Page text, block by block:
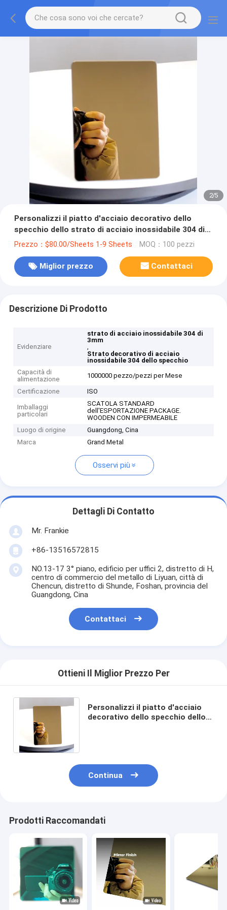
2/5
Personalizzi il piatto d'acciaio decorativo dello
specchio dello strato di acciaio inossidabile 304 di
3mm
Prezzo：$80.00/Sheets 1-9 Sheets MOQ：100 pezzi
Miglior prezzo Contattaci
Descrizione Di Prodotto
Evidenziare
strato di acciaio inossidabile 304 di
3mm
,
Strato decorativo di acciaio
inossidabile 304 dello specchio
Capacità di
alimentazione
1000000 pezzo/pezzi per Mese
Certificazione ISO
Imballaggi
particolari
SCATOLA STANDARD
dell'ESPORTAZIONE PACKAGE.
WOODEN CON IMPERMEABILE
Luogo di origine
Guangdong, Cina
Marca
Grand Metal
Osservi più
Dettagli Di Contatto
Mr. Frankie
+86-13516572815
NO.13-17 3° piano, edificio per uffici 2, distretto di H,
centro di commercio del metallo di Liyuan, città di
Chencun, distretto di Shunde, Foshan, provincia del
Guangdong, Cina
Contattaci
Ottieni Il Miglior Prezzo Per
Personalizzi il piatto d'acciaio
decorativo dello specchio dello
Continua
Prodotti Raccomandati